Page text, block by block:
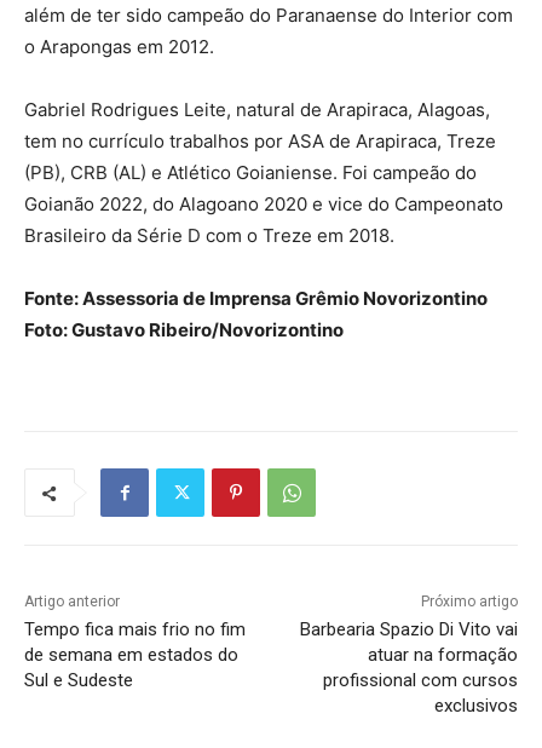
além de ter sido campeão do Paranaense do Interior com
o Arapongas em 2012.
Gabriel Rodrigues Leite, natural de Arapiraca, Alagoas,
tem no currículo trabalhos por ASA de Arapiraca, Treze
(PB), CRB (AL) e Atlético Goianiense. Foi campeão do
Goianão 2022, do Alagoano 2020 e vice do Campeonato
Brasileiro da Série D com o Treze em 2018.
Fonte: Assessoria de Imprensa Grêmio Novorizontino
Foto: Gustavo Ribeiro/Novorizontino
Artigo anterior
Tempo fica mais frio no fim
de semana em estados do
Sul e Sudeste
Próximo artigo
Barbearia Spazio Di Vito vai
atuar na formação
profissional com cursos
exclusivos